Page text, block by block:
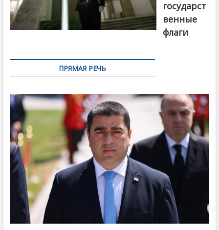
государст
венные
флаги
ПРЯМАЯ РЕЧЬ